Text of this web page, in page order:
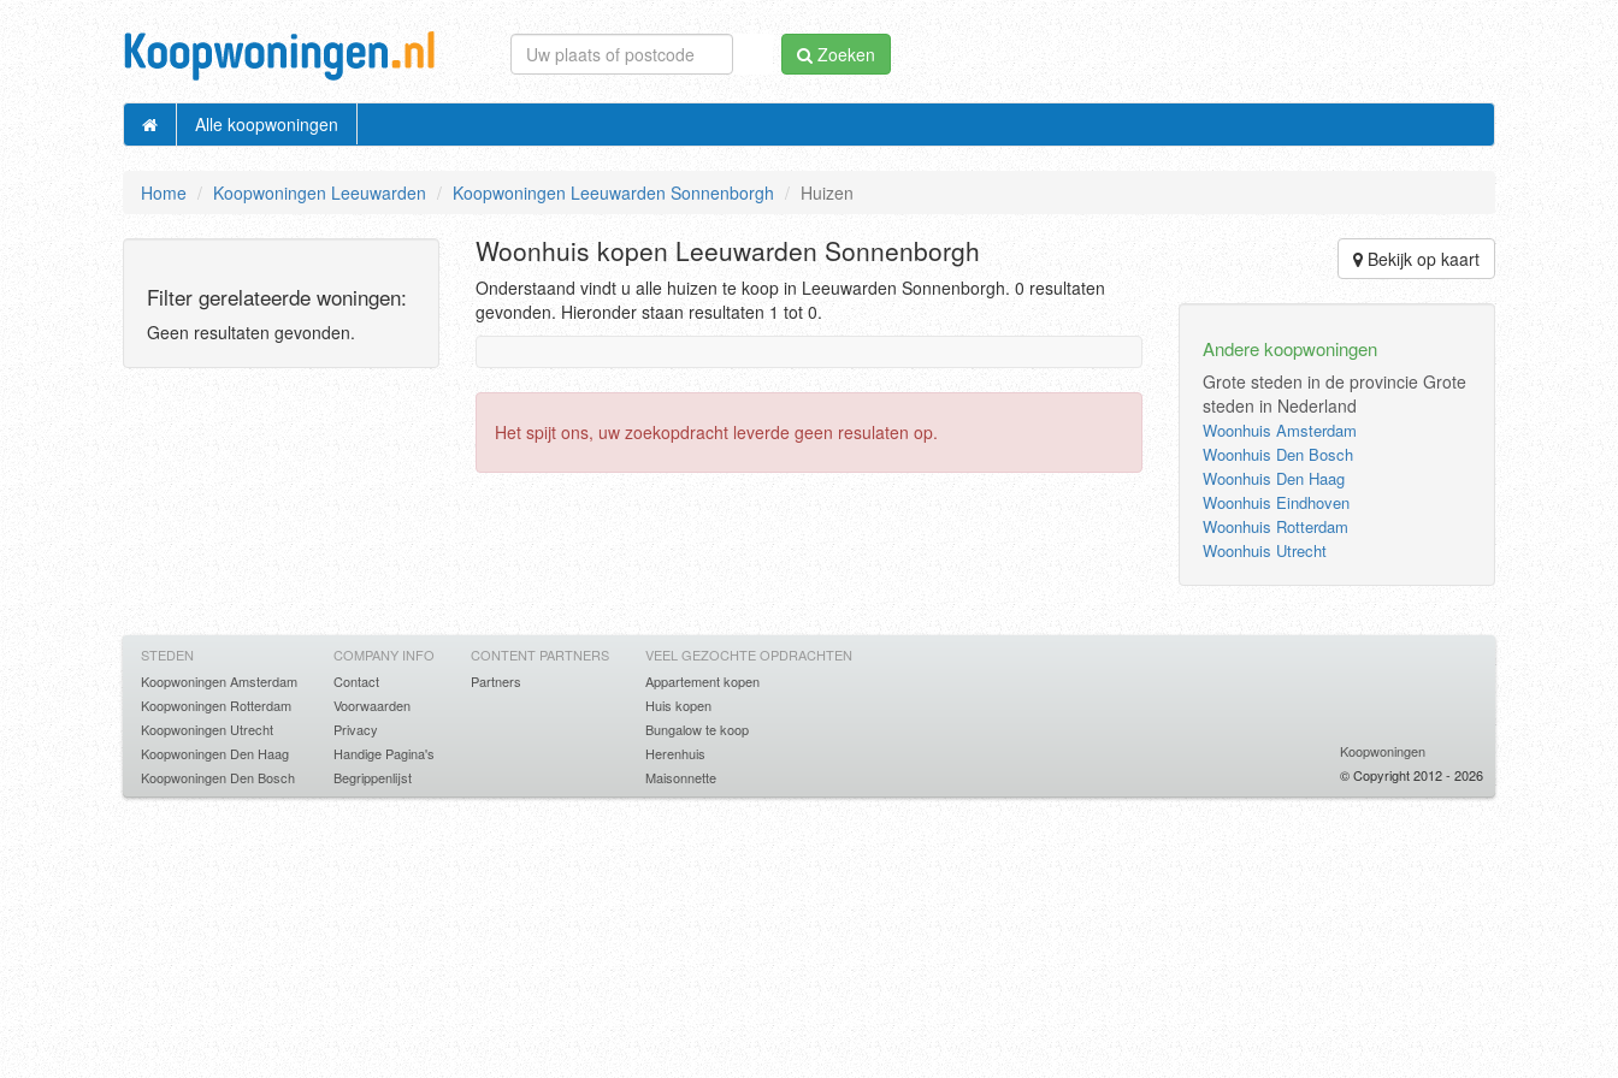
Zoeken
Alle koopwoningen
Home Koopwoningen Leeuwarden Koopwoningen Leeuwarden Sonnenborgh Huizen
Woonhuis kopen Leeuwarden Sonnenborgh
Onderstaand vindt u alle huizen te koop in Leeuwarden Sonnenborgh. 0 resultaten
gevonden. Hieronder staan resultaten 1 tot 0.
Het spijt ons, uw zoekopdracht leverde geen resulaten op.
Bekijk op kaart
Andere koopwoningen
Grote steden in de provincie Grote
steden in Nederland
Woonhuis Amsterdam
Woonhuis Den Bosch
Woonhuis Den Haag
Woonhuis Eindhoven
Woonhuis Rotterdam
Woonhuis Utrecht
Filter gerelateerde woningen:
Geen resultaten gevonden.
STEDEN
Koopwoningen Amsterdam
Koopwoningen Rotterdam
Koopwoningen Utrecht
Koopwoningen Den Haag
Koopwoningen Den Bosch
COMPANY INFO
Contact
Voorwaarden
Privacy
Handige Pagina's
Begrippenlijst
CONTENT PARTNERS
Partners
VEEL GEZOCHTE OPDRACHTEN
Appartement kopen
Huis kopen
Bungalow te koop
Herenhuis
Maisonnette
Koopwoningen
© Copyright 2012 - 2026